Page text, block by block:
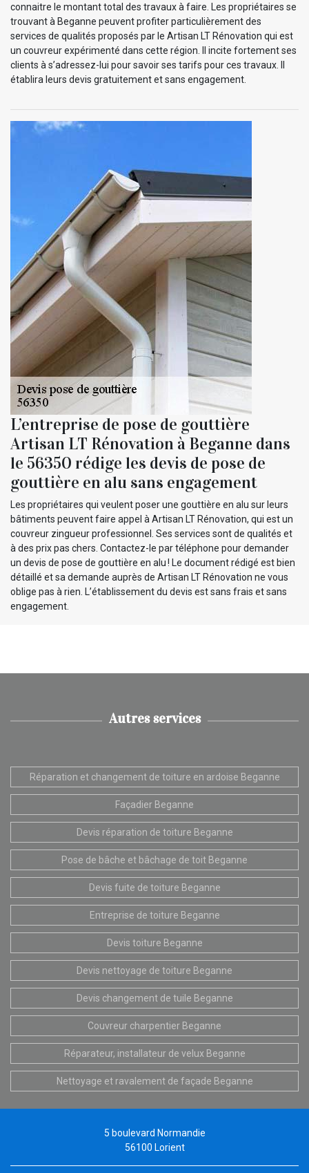
connaitre le montant total des travaux à faire. Les propriétaires se
trouvant à Beganne peuvent profiter particulièrement des
services de qualités proposés par le Artisan LT Rénovation qui est
un couvreur expérimenté dans cette région. Il incite fortement ses
clients à s’adressez-lui pour savoir ses tarifs pour ces travaux. Il
établira leurs devis gratuitement et sans engagement.
L’entreprise de pose de gouttière
Artisan LT Rénovation à Beganne dans
le 56350 rédige les devis de pose de
gouttière en alu sans engagement
Les propriétaires qui veulent poser une gouttière en alu sur leurs
bâtiments peuvent faire appel à Artisan LT Rénovation, qui est un
couvreur zingueur professionnel. Ses services sont de qualités et
à des prix pas chers. Contactez-le par téléphone pour demander
un devis de pose de gouttière en alu ! Le document rédigé est bien
détaillé et sa demande auprès de Artisan LT Rénovation ne vous
oblige pas à rien. L’établissement du devis est sans frais et sans
engagement.
Autres services
Réparation et changement de toiture en ardoise Beganne
Façadier Beganne
Devis réparation de toiture Beganne
Pose de bâche et bâchage de toit Beganne
Devis fuite de toiture Beganne
Entreprise de toiture Beganne
Devis toiture Beganne
Devis nettoyage de toiture Beganne
Devis changement de tuile Beganne
Couvreur charpentier Beganne
Réparateur, installateur de velux Beganne
Nettoyage et ravalement de façade Beganne
5 boulevard Normandie
56100 Lorient